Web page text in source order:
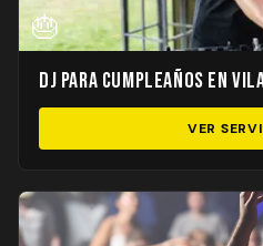
🎂
DJ para Cumpleaños en
VER